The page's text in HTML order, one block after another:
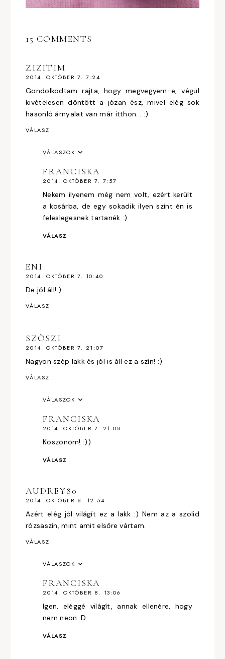
15 COMMENTS
ZIZITIM
2014. OKTÓBER 7. 7:24
Gondolkodtam rajta, hogy megvegyem-e, végül
kivételesen döntött a józan ész, mivel elég sok
hasonló árnyalat van már itthon... :)
VÁLASZ
VÁLASZOK
FRANCISKA
2014. OKTÓBER 7. 7:57
Nekem ilyenem még nem volt, ezért került
a kosárba, de egy sokadik ilyen színt én is
feleslegesnek tartanék :)
VÁLASZ
ENI
2014. OKTÓBER 7. 10:40
De jól áll!:)
VÁLASZ
SZÖSZI
2014. OKTÓBER 7. 21:07
Nagyon szép lakk és jól is áll ez a szín! :)
VÁLASZ
VÁLASZOK
FRANCISKA
2014. OKTÓBER 7. 21:08
Köszönöm! :))
VÁLASZ
AUDREY80
2014. OKTÓBER 8. 12:54
Azért elég jól világít ez a lakk :) Nem az a szolid
rózsaszín, mint amit elsőre vártam.
VÁLASZ
VÁLASZOK
FRANCISKA
2014. OKTÓBER 8. 13:06
Igen, eléggé világít, annak ellenére, hogy
nem neon :D
VÁLASZ